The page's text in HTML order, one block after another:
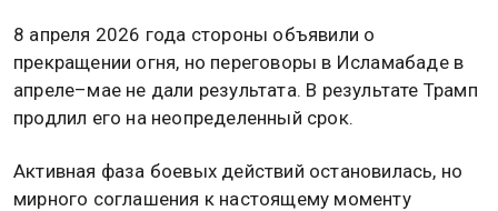
8 апреля 2026 года стороны объявили о
прекращении огня, но переговоры в Исламабаде в
апреле–мае не дали результата. В результате Трамп
продлил его на неопределенный срок.
Активная фаза боевых действий остановилась, но
мирного соглашения к настоящему моменту